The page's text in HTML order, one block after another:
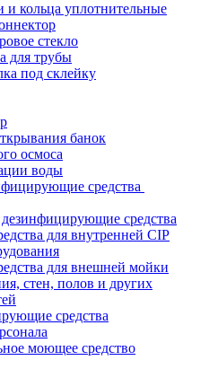
и кольца уплотнительные
стекло
для трубы
под склейку
банок
осмоса
воды
средства
средства
для внутренней CIP
для внешней мойки
стен, полов и других
средства
моющее средство